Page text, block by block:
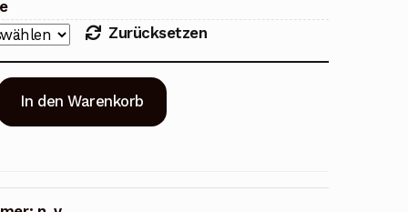
Zurücksetzen
In den Warenkorb